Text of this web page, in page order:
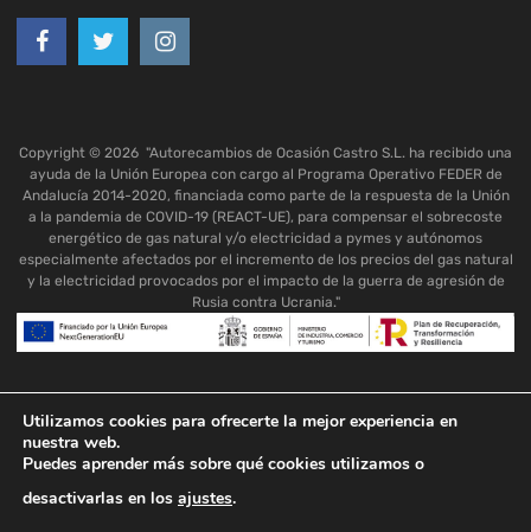
Copyright © 2026 "Autorecambios de Ocasión Castro S.L. ha recibido una
ayuda de la Unión Europea con cargo al Programa Operativo FEDER de
Andalucía 2014-2020, financiada como parte de la respuesta de la Unión
a la pandemia de COVID-19 (REACT-UE), para compensar el sobrecoste
energético de gas natural y/o electricidad a pymes y autónomos
especialmente afectados por el incremento de los precios del gas natural
y la electricidad provocados por el impacto de la guerra de agresión de
Rusia contra Ucrania."
Utilizamos cookies para ofrecerte la mejor experiencia en
nuestra web.
Puedes aprender más sobre qué cookies utilizamos o
desactivarlas en los ajustes.